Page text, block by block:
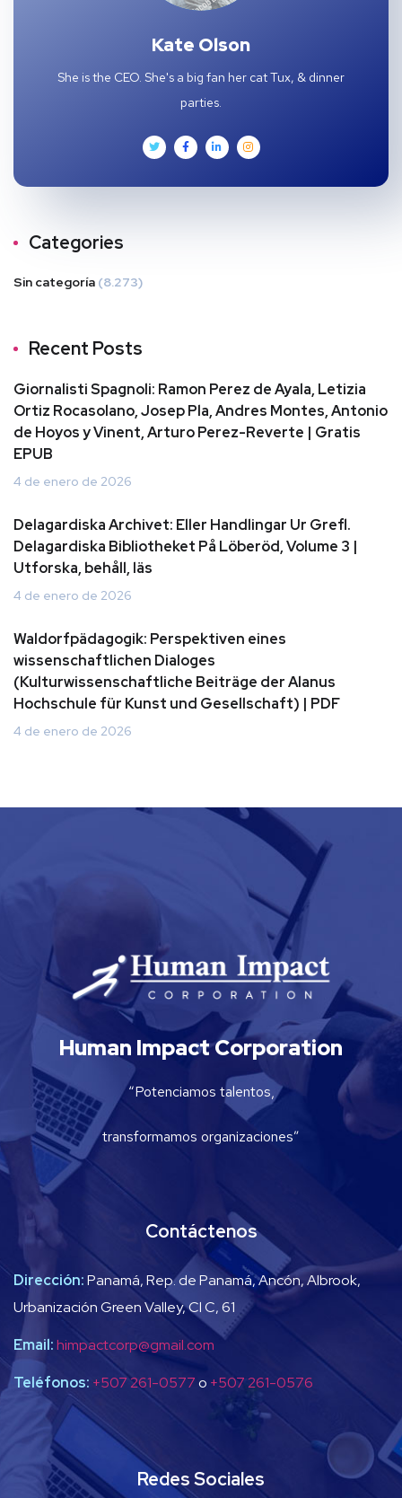
Kate Olson
She is the CEO. She's a big fan her cat Tux, & dinner
parties.
Categories
Sin categoría (8.273)
Recent Posts
Giornalisti Spagnoli: Ramon Perez de Ayala, Letizia
Ortiz Rocasolano, Josep Pla, Andres Montes, Antonio
de Hoyos y Vinent, Arturo Perez-Reverte | Gratis
EPUB
4 de enero de 2026
Delagardiska Archivet: Eller Handlingar Ur Grefl.
Delagardiska Bibliotheket På Löberöd, Volume 3 |
Utforska, behåll, läs
4 de enero de 2026
Waldorfpädagogik: Perspektiven eines
wissenschaftlichen Dialoges
(Kulturwissenschaftliche Beiträge der Alanus
Hochschule für Kunst und Gesellschaft) | PDF
4 de enero de 2026
Human Impact Corporation
“Potenciamos talentos,
transformamos organizaciones”
Contáctenos
Dirección:Panamá, Rep. de Panamá, Ancón, Albrook,
Urbanización Green Valley, Cl C, 61
Email:himpactcorp@gmail.com
Teléfonos: +507 261-0577o +507 261-0576
Redes Sociales